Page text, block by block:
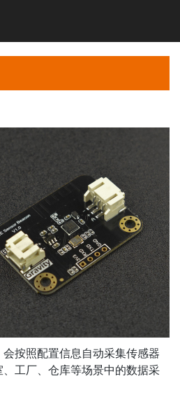
按照配置信息自动采集传感器
工厂、仓库等场景中的数据采